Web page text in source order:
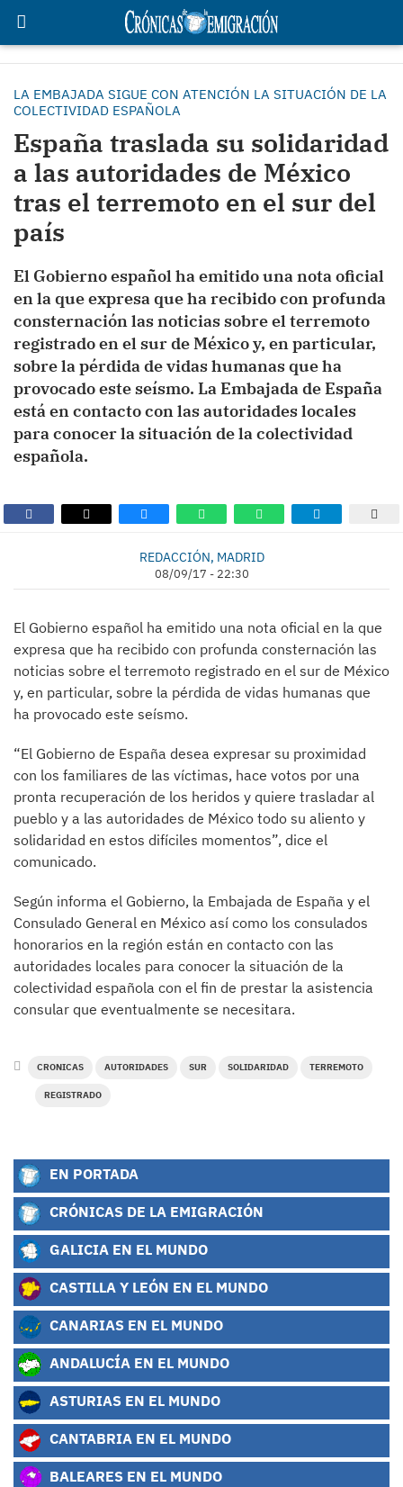
LA EMBAJADA SIGUE CON ATENCIÓN LA SITUACIÓN DE LA
COLECTIVIDAD ESPAÑOLA
España traslada su solidaridad
a las autoridades de México
tras el terremoto en el sur del
país
El Gobierno español ha emitido una nota oficial
en la que expresa que ha recibido con profunda
consternación las noticias sobre el terremoto
registrado en el sur de México y, en particular,
sobre la pérdida de vidas humanas que ha
provocado este seísmo. La Embajada de España
está en contacto con las autoridades locales
para conocer la situación de la colectividad
española.
REDACCIÓN, MADRID
08/09/17 - 22:30
El Gobierno español ha emitido una nota oficial en la que
expresa que ha recibido con profunda consternación las
noticias sobre el terremoto registrado en el sur de México
y, en particular, sobre la pérdida de vidas humanas que
ha provocado este seísmo.
“El Gobierno de España desea expresar su proximidad
con los familiares de las víctimas, hace votos por una
pronta recuperación de los heridos y quiere trasladar al
pueblo y a las autoridades de México todo su aliento y
solidaridad en estos difíciles momentos”, dice el
comunicado.
Según informa el Gobierno, la Embajada de España y el
Consulado General en México así como los consulados
honorarios en la región están en contacto con las
autoridades locales para conocer la situación de la
colectividad española con el fin de prestar la asistencia
consular que eventualmente se necesitara.
CRONICAS AUTORIDADES SUR SOLIDARIDAD TERREMOTO
REGISTRADO
EN PORTADA
CRÓNICAS DE LA EMIGRACIÓN
GALICIA EN EL MUNDO
CASTILLA Y LEÓN EN EL MUNDO
CANARIAS EN EL MUNDO
ANDALUCÍA EN EL MUNDO
ASTURIAS EN EL MUNDO
CANTABRIA EN EL MUNDO
BALEARES EN EL MUNDO